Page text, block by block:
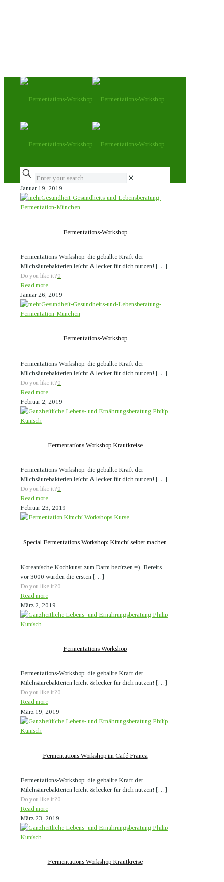
✕
Januar 19, 2019
Fermentations-Workshop
Fermentations-Workshop: die geballte Kraft der
Milchsäurebakterien leicht & lecker für dich nutzen! […]
Do you like it?0
Read more
Januar 26, 2019
Fermentations-Workshop
Fermentations-Workshop: die geballte Kraft der
Milchsäurebakterien leicht & lecker für dich nutzen! […]
Do you like it?0
Read more
Februar 2, 2019
Fermentations Workshop Krautkreise
Fermentations-Workshop: die geballte Kraft der
Milchsäurebakterien leicht & lecker für dich nutzen! […]
Do you like it?0
Read more
Februar 23, 2019
Special Fermentations Workshop: Kimchi selber machen
Koreanische Kochkunst zum Darm bezirzen =). Bereits
vor 3000 wurden die ersten […]
Do you like it?0
Read more
März 2, 2019
Fermentations Workshop
Fermentations-Workshop: die geballte Kraft der
Milchsäurebakterien leicht & lecker für dich nutzen! […]
Do you like it?0
Read more
März 19, 2019
Fermentations Workshop im Café Franca
Fermentations-Workshop: die geballte Kraft der
Milchsäurebakterien leicht & lecker für dich nutzen! […]
Do you like it?0
Read more
März 23, 2019
Fermentations Workshop Krautkreise